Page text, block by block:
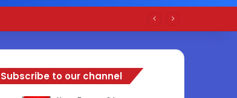
Subscribe to our channel